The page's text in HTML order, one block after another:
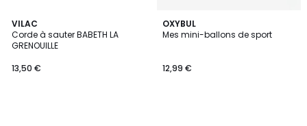
VILAC
Corde à sauter BABETH LA
GRENOUILLE
13,50 €
OXYBUL
Mes mini-ballons de sport
12,99 €